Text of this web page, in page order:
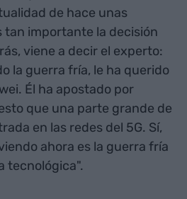
de hace unas
tan importante la decisión
viene a decir el experto:
la guerra fría, le ha querido
Él ha apostado por
que una parte grande de
en las redes del 5G. Sí,
ahora es la guerra fría
tecnológica".